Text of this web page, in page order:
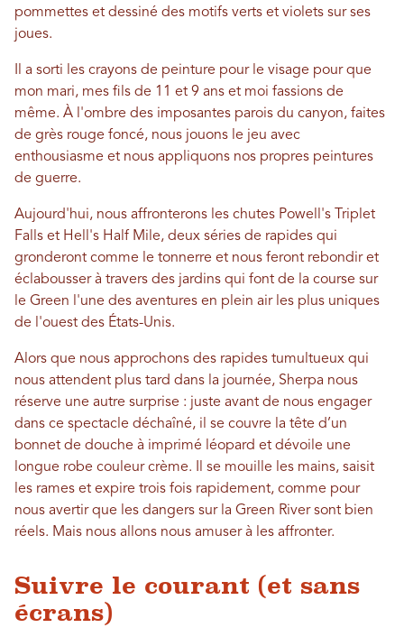
pommettes et dessiné des motifs verts et violets sur ses
joues.
Il a sorti les crayons de peinture pour le visage pour que
mon mari, mes fils de 11 et 9 ans et moi fassions de
même. À l'ombre des imposantes parois du canyon, faites
de grès rouge foncé, nous jouons le jeu avec
enthousiasme et nous appliquons nos propres peintures
de guerre.
Aujourd'hui, nous affronterons les chutes Powell's Triplet
Falls et Hell's Half Mile, deux séries de rapides qui
gronderont comme le tonnerre et nous feront rebondir et
éclabousser à travers des jardins qui font de la course sur
le Green l'une des aventures en plein air les plus uniques
de l'ouest des États-Unis.
Alors que nous approchons des rapides tumultueux qui
nous attendent plus tard dans la journée, Sherpa nous
réserve une autre surprise : juste avant de nous engager
dans ce spectacle déchaîné, il se couvre la tête d’un
bonnet de douche à imprimé léopard et dévoile une
longue robe couleur crème. Il se mouille les mains, saisit
les rames et expire trois fois rapidement, comme pour
nous avertir que les dangers sur la Green River sont bien
réels. Mais nous allons nous amuser à les affronter.
Suivre le courant (et sans
écrans)